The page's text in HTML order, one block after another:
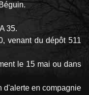
35.
venant du dépôt 511
le 15 mai ou dans
d'alerte en compagnie